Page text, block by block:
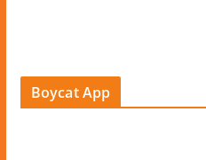
Boycat App